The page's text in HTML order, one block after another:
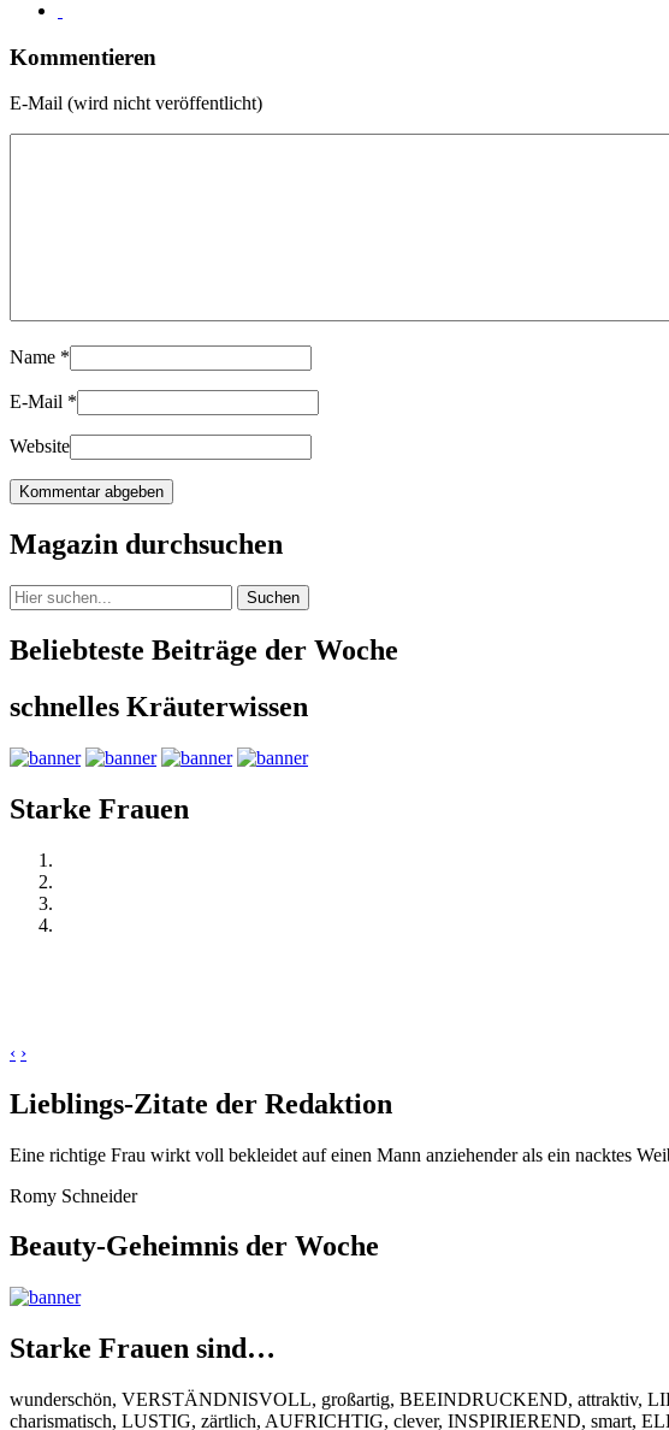
Kommentieren
E-Mail (wird nicht veröffentlicht)
Name *
E-Mail *
Website
Magazin durchsuchen
Suchen
Beliebteste Beiträge der Woche
schnelles Kräuterwissen
Starke Frauen
‹ ›
Lieblings-Zitate der Redaktion
Eine richtige Frau wirkt voll bekleidet auf einen Mann anziehender als ein nacktes
Romy Schneider
Beauty-Geheimnis der Woche
Starke Frauen sind…
wunderschön, VERSTÄNDNISVOLL, großartig, BEEINDRUCKEND, attraktiv,
charismatisch, LUSTIG, zärtlich, AUFRICHTIG, clever, INSPIRIEREND, smart,